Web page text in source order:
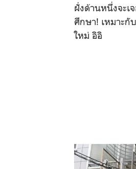
ฝั่งด้านหนึ่งจะเ
ศึกษา! เหมาะกั
ใหม่ อิอิ